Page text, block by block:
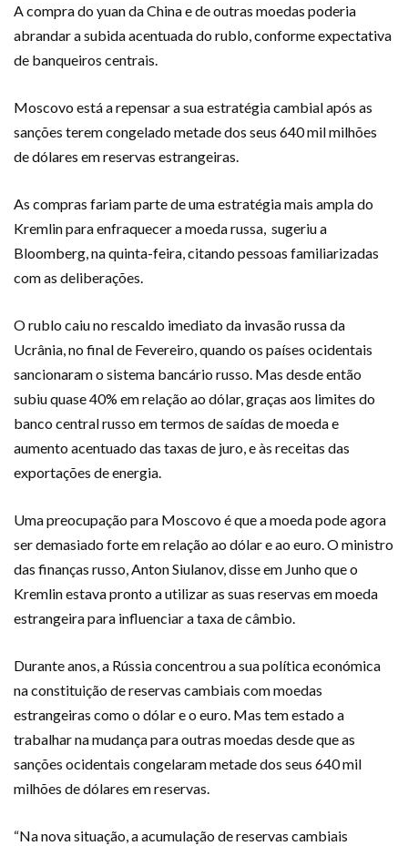
A compra do yuan da China e de outras moedas poderia
abrandar a subida acentuada do rublo, conforme expectativa
de banqueiros centrais.
Moscovo está a repensar a sua estratégia cambial após as
sanções terem congelado metade dos seus 640 mil milhões
de dólares em reservas estrangeiras.
As compras fariam parte de uma estratégia mais ampla do
Kremlin para enfraquecer a moeda russa, sugeriu a
Bloomberg, na quinta-feira, citando pessoas familiarizadas
com as deliberações.
O rublo caiu no rescaldo imediato da invasão russa da
Ucrânia, no final de Fevereiro, quando os países ocidentais
sancionaram o sistema bancário russo. Mas desde então
subiu quase 40% em relação ao dólar, graças aos limites do
banco central russo em termos de saídas de moeda e
aumento acentuado das taxas de juro, e às receitas das
exportações de energia.
Uma preocupação para Moscovo é que a moeda pode agora
ser demasiado forte em relação ao dólar e ao euro. O ministro
das finanças russo, Anton Siulanov, disse em Junho que o
Kremlin estava pronto a utilizar as suas reservas em moeda
estrangeira para influenciar a taxa de câmbio.
Durante anos, a Rússia concentrou a sua política económica
na constituição de reservas cambiais com moedas
estrangeiras como o dólar e o euro. Mas tem estado a
trabalhar na mudança para outras moedas desde que as
sanções ocidentais congelaram metade dos seus 640 mil
milhões de dólares em reservas.
“Na nova situação, a acumulação de reservas cambiais